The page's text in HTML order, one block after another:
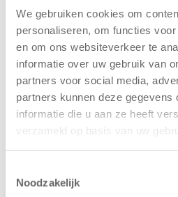
We gebruiken cookies om
personaliseren, om functies
en om ons websiteverkeer te
informatie over uw gebruik van
partners voor social media,
partners kunnen deze gegevens
informatie die u aan ze heeft
verzameld op basis van uw
Noodzakelijk
Kinderen BSO
De
Westerburcht
trainen alvast
voor Kids First
Mini 4 Mijl
7 augustus 2026
Eelde, 6 augustus
2026 – Kinderen
Westerburcht in